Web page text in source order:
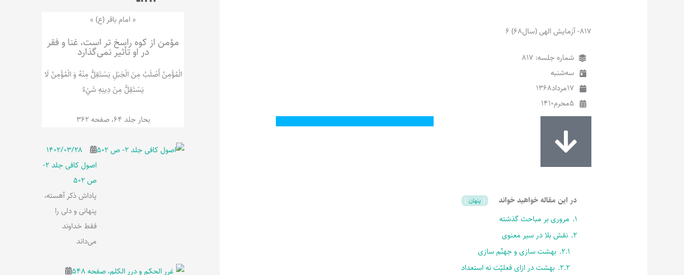
ه
817- آزمایش الهی (سال68) 6
شماره جلسه: 817
سه‌شنبه
17مرداد1368
5محرم1410
در این مقاله خواهید خواند پنهان
1. مروری بر مباحث گذشته
2. نقش بلا در سیر معنوی
2.1. بهشت سازی و جهنّم سازی
2.2. بهشت در ازای فعلیّت نه استعداد
« امام باقر (ع) »
مؤمن از کوه راسخ تر است، غنا و فقر
در او تأثیر نمی‌گذارد
الْمُؤْمِنُ‌ أَصْلَبُ‌ مِنَ‌ الْجَبَلِ‌ یَسْتَقِلُّ مِنْهُ وَ الْمُؤْمِنُ لَا
يَسْتَقِلُّ مِنْ دِينِهِ شَيْ‌ءٌ
بحار جلد 64، صفحه 362
۱۴۰۲/۰۳/۲۸
اصول کافی جلد 2-
ص 502
پاداش ذکر آهسته،
پنهانی و دلی را
فقط خداوند
می‌داند